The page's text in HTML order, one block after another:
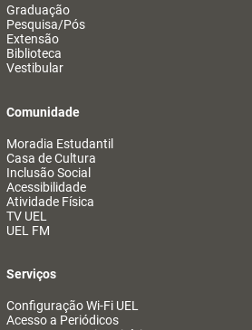
Graduação
Pesquisa/Pós
Extensão
Biblioteca
Vestibular
Comunidade
Moradia Estudantil
Casa de Cultura
Inclusão Social
Acessibilidade
Atividade Física
TV UEL
UEL FM
Serviços
Configuração Wi-Fi UEL
Acesso a Periódicos